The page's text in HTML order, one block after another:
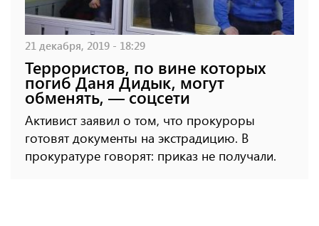
21 декабря, 2019 - 18:29
Террористов, по вине которых
погиб Даня Дидык, могут
обменять, — соцсети
Активист заявил о том, что прокуроры
готовят документы на экстрадицию. В
прокуратуре говорят: приказ не получали.